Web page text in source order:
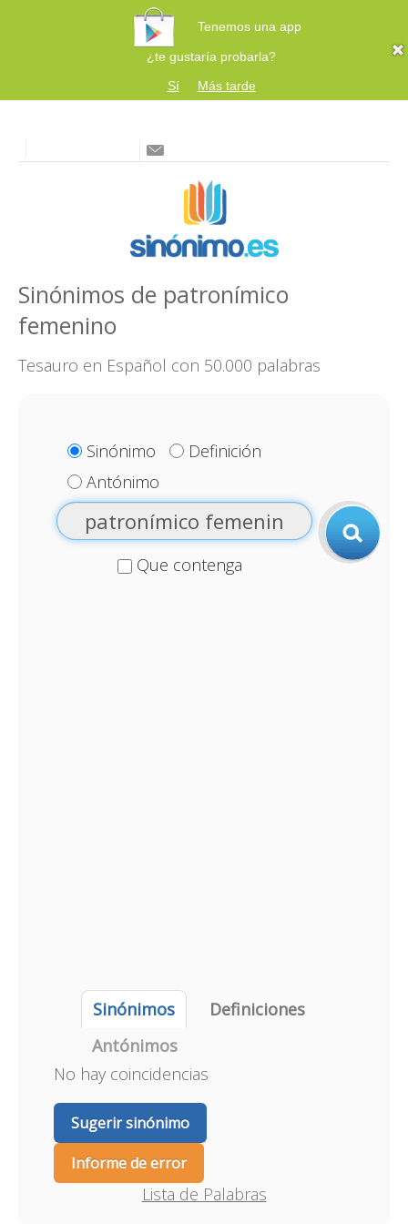
Tenemos una app
¿te gustaría probarla?
Sí
Más tarde
Sinónimos de patronímico
femenino
Tesauro en Español con 50.000 palabras
Sinónimo
Definición
Antónimo
Que contenga
Sinónimos
Definiciones
Antónimos
No hay coincidencias
Sugerir sinónimo
Informe de error
Lista de Palabras